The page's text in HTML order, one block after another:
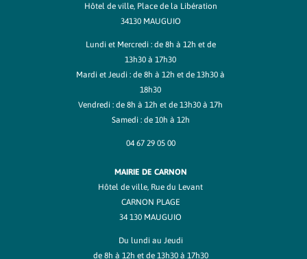
Hôtel de ville, Place de la Libération
34130 MAUGUIO
Lundi et Mercredi : de 8h à 12h et de
13h30 à 17h30
Mardi et Jeudi : de 8h à 12h et de 13h30 à
18h30
Vendredi : de 8h à 12h et de 13h30 à 17h
Samedi : de 10h à 12h
04 67 29 05 00
MAIRIE DE CARNON
Hôtel de ville, Rue du Levant
CARNON PLAGE
34 130 MAUGUIO
Du lundi au Jeudi
de 8h à 12h et de 13h30 à 17h30